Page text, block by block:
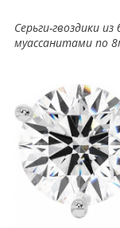
Серьги-гвоздики
муассанитами по